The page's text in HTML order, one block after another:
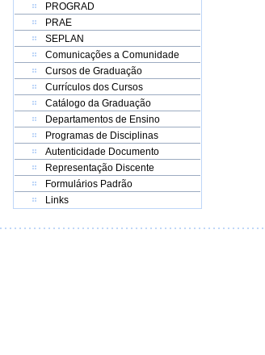
PROGRAD
PRAE
SEPLAN
Comunicações a Comunidade
Cursos de Graduação
Currículos dos Cursos
Catálogo da Graduação
Departamentos de Ensino
Programas de Disciplinas
Autenticidade Documento
Representação Discente
Formulários Padrão
Links